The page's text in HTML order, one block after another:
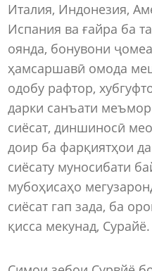
Италия, Индонезия,
Испания ва ғайра ба
оянда, бонувони
ҳамсаршавӣ омода
одобу рафтор,
дарки санъати
сиёсат, диншиносӣ
доир ба фарқиятҳои
сиёсату муносибати
мубоҳисаҳо
сиёсат гап зада, ба
қисса мекунад, Сурайё.